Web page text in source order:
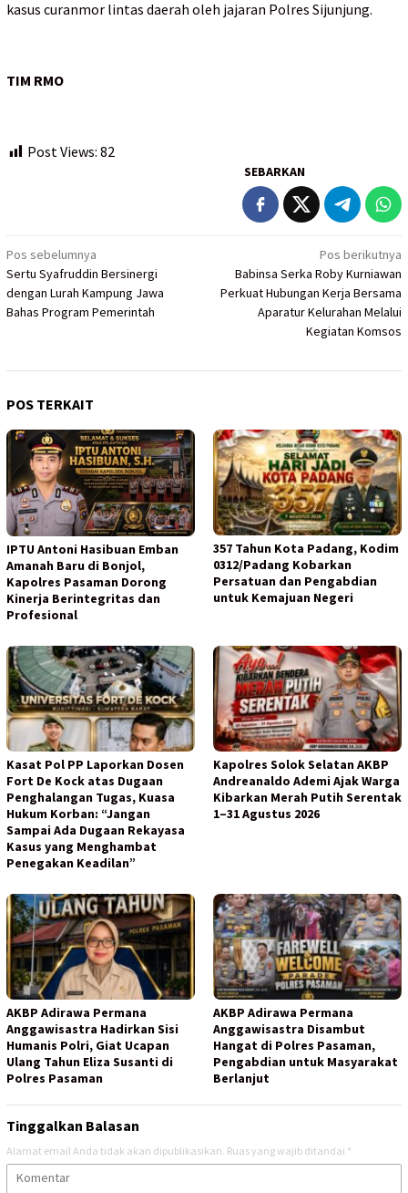
kasus curanmor lintas daerah oleh jajaran Polres Sijunjung.
TIM RMO
Post Views: 82
SEBARKAN
Navigasi
pos
Pos sebelumnya
Sertu Syafruddin Bersinergi
dengan Lurah Kampung Jawa
Bahas Program Pemerintah
Pos berikutnya
Babinsa Serka Roby Kurniawan
Perkuat Hubungan Kerja Bersama
Aparatur Kelurahan Melalui
Kegiatan Komsos
POS TERKAIT
IPTU Antoni Hasibuan Emban
Amanah Baru di Bonjol,
Kapolres Pasaman Dorong
Kinerja Berintegritas dan
Profesional
357 Tahun Kota Padang, Kodim
0312/Padang Kobarkan
Persatuan dan Pengabdian
untuk Kemajuan Negeri
Kasat Pol PP Laporkan Dosen
Fort De Kock atas Dugaan
Penghalangan Tugas, Kuasa
Hukum Korban: “Jangan
Sampai Ada Dugaan Rekayasa
Kasus yang Menghambat
Penegakan Keadilan”
Kapolres Solok Selatan AKBP
Andreanaldo Ademi Ajak Warga
Kibarkan Merah Putih Serentak
1–31 Agustus 2026
AKBP Adirawa Permana
Anggawisastra Hadirkan Sisi
Humanis Polri, Giat Ucapan
Ulang Tahun Eliza Susanti di
Polres Pasaman
AKBP Adirawa Permana
Anggawisastra Disambut
Hangat di Polres Pasaman,
Pengabdian untuk Masyarakat
Berlanjut
Tinggalkan Balasan
Alamat email Anda tidak akan dipublikasikan. Ruas yang wajib ditandai *